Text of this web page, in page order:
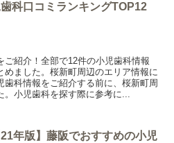
歯科口コミランキングTOP12
紹介！全部で12件の小児歯科情報
めました。桜新町周辺のエリア情報に
科情報をご紹介する前に、桜新町周
。小児歯科を探す際に参考に...
21年版】藤阪でおすすめの小児